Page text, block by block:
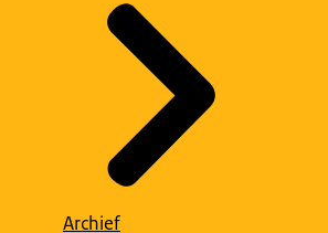
Archief